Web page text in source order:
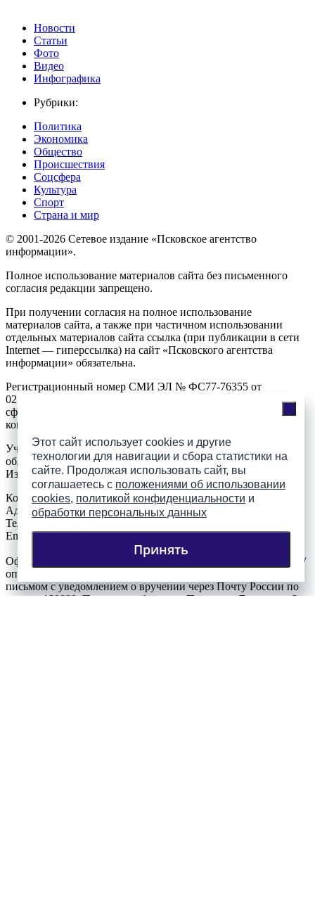
Этот сайт использует cookies и другие
технологии для навигации и сбора статистики на
сайте. Продолжая использовать сайт, вы
соглашаетесь с положениями об использовании
cookies, политикой конфиденциальности и
обработки персональных данных
Принять
Новости
Статьи
Фото
Видео
Инфографика
Рубрики:
Политика
Экономика
Общество
Происшествия
Соцсфера
Культура
Спорт
Страна и мир
© 2001-2026 Сетевое издание «Псковское агентство
информации».
Полное использование материалов сайта без письменного
согласия редакции запрещено.
При получении согласия на полное использование
материалов сайта, а также при частичном использовании
отдельных материалов сайта ссылка (при публикации в сети
Internet — гиперссылка) на сайт «Псковского агентства
информации» обязательна.
Регистрационный номер СМИ ЭЛ № ФС77-76355 от
02.08.2019, выданный Федеральной службой по надзору в
сфере связи, информационных технологий и массовых
коммуникаций (Роскомнадзор).
Учредитель (соучредители): Правительство Псковской
области, Автономная некоммерческая организация
Издательский дом "МЕДИАЦЕНТР 60"
Контакты редакции:
Адреc: 180000, Псковская область, г. Псков, ул. Ленина, д.6а
Телефон: 8(8112) 500-405
Email: redactor@informpskov.ru
Официальные запросы на размещение ответа на публикацию/
опровержения информации следует направлять заказным
письмом с уведомлением о вручении через Почту России по
адресу: 180000, Псковская область, г. Псков, ул. Ленина, д. 6а,